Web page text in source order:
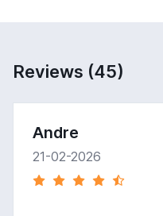
Reviews (45)
Andre
21-02-2026